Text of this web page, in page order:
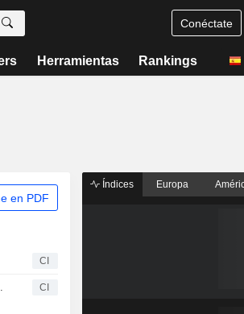
Conéctate
Herramientas Rankings
en PDF
CI
Sun Taoran CI
Índices Europa